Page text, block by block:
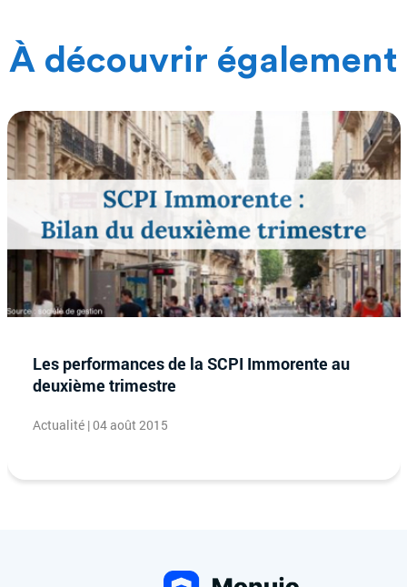
À découvrir également
Les performances de la SCPI Immorente au
deuxième trimestre
Actualité | 04 août 2015